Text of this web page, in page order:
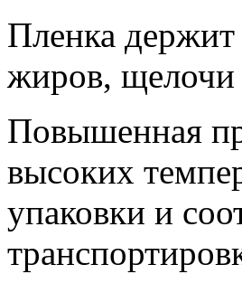
Пленка держит
жиров, щелочи
Повышенная
высоких
упаковки и